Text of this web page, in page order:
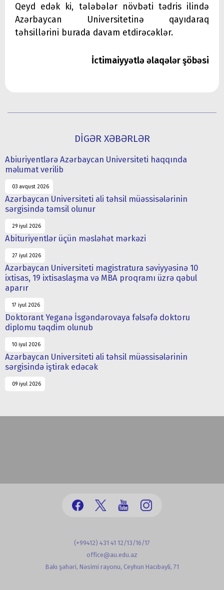
Qeyd edək ki, tələbələr növbəti tədris ilində
Azərbaycan Universitetinə qayıdaraq
təhsillərini burada davam etdirəcəklər.
İctimaiyyətlə əlaqələr şöbəsi
DİGƏR XƏBƏRLƏR
Abiuriyentlərə Azərbaycan Universiteti haqqında
məlumat verilib
03 avqust 2026
Azərbaycan Universiteti ali təhsil müəssisələrinin
sərgisində təmsil olunur
29 iyul 2026
Abituriyentlər üçün məsləhət mərkəzi
27 iyul 2026
Azərbaycan Universiteti magistratura səviyyəsinə 10
ixtisas, 19 ixtisaslaşma və MBA proqramı üzrə qəbul
aparır
17 iyul 2026
Doktorant Yeganə İsgəndərovaya fəlsəfə doktoru
diplomu təqdim olunub
10 iyul 2026
Azərbaycan Universiteti ali təhsil müəssisələrinin
sərgisində iştirak edəcək
09 iyul 2026
(+99412) 431 41 12/13/16/17
office@au.edu.az
Bakı şəhəri, Nəsimi rayonu, Ceyhun Hacıbəyli, 71